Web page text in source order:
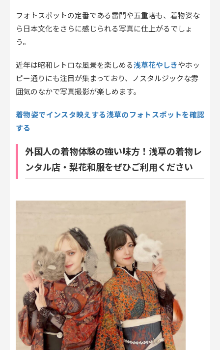
フォトスポットの定番である雷門や五重塔も、着物姿な
ら日本文化をさらに感じられる写真に仕上がるでしょ
う。
近年は昭和レトロな風景を楽しめる浅草花やしきやホッ
ピー通りにも注目が集まっており、ノスタルジックな雰
囲気のなかで写真撮影が楽しめます。
着物姿でインスタ映えする浅草のフォトスポットを確認
する
外国人の着物体験の強い味方！浅草の着物レ
ンタル店・梨花和服をぜひご利用ください